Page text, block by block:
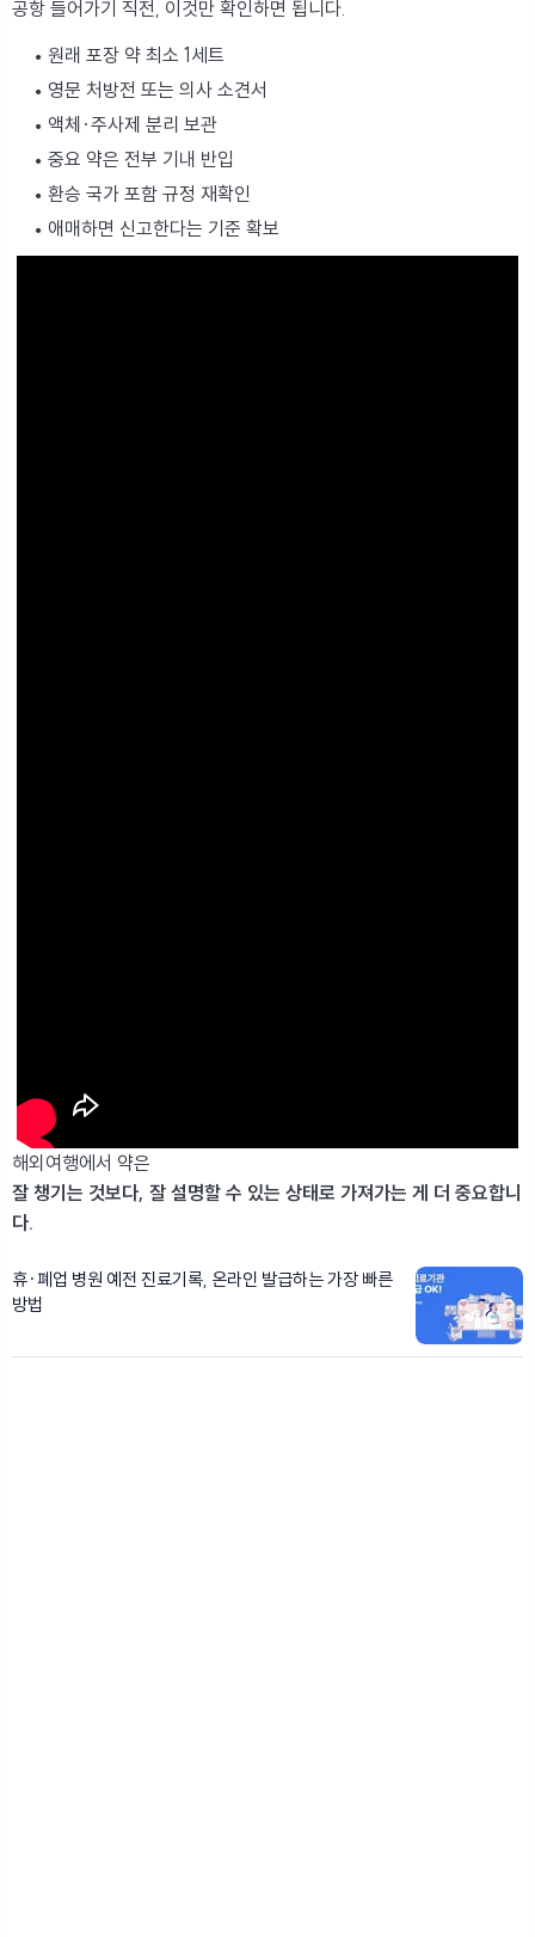
공항 들어가기 직전, 이것만 확인하면 됩니다.
원래 포장 약 최소 1세트
영문 처방전 또는 의사 소견서
액체·주사제 분리 보관
중요 약은 전부 기내 반입
환승 국가 포함 규정 재확인
애매하면 신고한다는 기준 확보
해외여행에서 약은
잘 챙기는 것보다, 잘 설명할 수 있는 상태로 가져가는 게 더 중요합니
다.
휴·폐업 병원 예전 진료기록, 온라인 발급하는 가장 빠른
방법